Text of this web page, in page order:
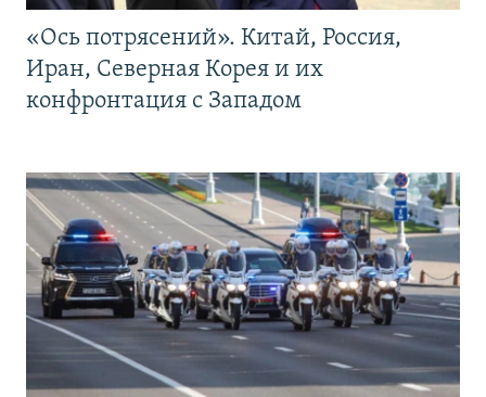
«Ось потрясений». Китай, Россия,
Иран, Северная Корея и их
конфронтация с Западом